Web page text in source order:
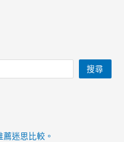
搜尋
迷思比較。